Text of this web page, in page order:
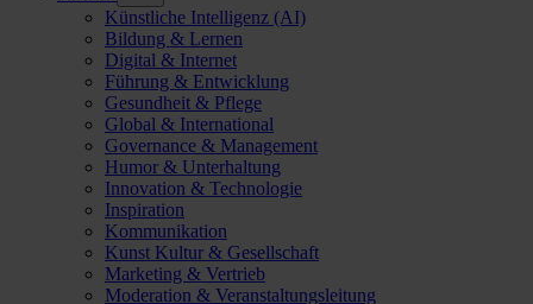
Künstliche Intelligenz (AI)
Bildung & Lernen
Digital & Internet
Führung & Entwicklung
Gesundheit & Pflege
Global & International
Governance & Management
Humor & Unterhaltung
Innovation & Technologie
Inspiration
Kommunikation
Kunst Kultur & Gesellschaft
Marketing & Vertrieb
Moderation & Veranstaltungsleitung